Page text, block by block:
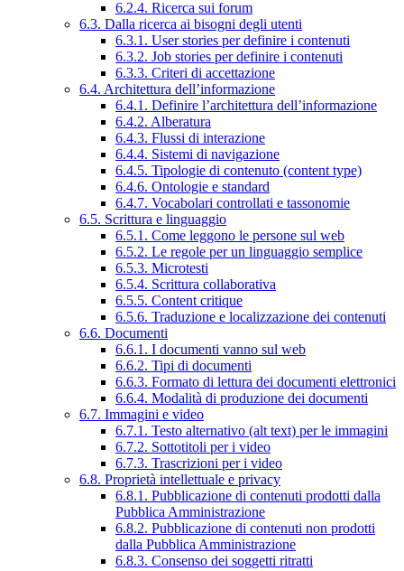
6.2.4. Ricerca sui forum
6.3. Dalla ricerca ai bisogni degli utenti
6.3.1. User stories per definire i contenuti
6.3.2. Job stories per definire i contenuti
6.3.3. Criteri di accettazione
6.4. Architettura dell’informazione
6.4.1. Definire l’architettura dell’informazione
6.4.2. Alberatura
6.4.3. Flussi di interazione
6.4.4. Sistemi di navigazione
6.4.5. Tipologie di contenuto (content type)
6.4.6. Ontologie e standard
6.4.7. Vocabolari controllati e tassonomie
6.5. Scrittura e linguaggio
6.5.1. Come leggono le persone sul web
6.5.2. Le regole per un linguaggio semplice
6.5.3. Microtesti
6.5.4. Scrittura collaborativa
6.5.5. Content critique
6.5.6. Traduzione e localizzazione dei contenuti
6.6. Documenti
6.6.1. I documenti vanno sul web
6.6.2. Tipi di documenti
6.6.3. Formato di lettura dei documenti elettronici
6.6.4. Modalità di produzione dei documenti
6.7. Immagini e video
6.7.1. Testo alternativo (alt text) per le immagini
6.7.2. Sottotitoli per i video
6.7.3. Trascrizioni per i video
6.8. Proprietà intellettuale e privacy
6.8.1. Pubblicazione di contenuti prodotti dalla
Pubblica Amministrazione
6.8.2. Pubblicazione di contenuti non prodotti
dalla Pubblica Amministrazione
6.8.3. Consenso dei soggetti ritratti